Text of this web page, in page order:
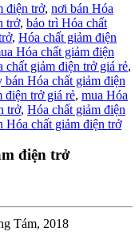
điện trở, nơi bán Hóa
trở, bảo trì Hóa chất
, Hóa chất giảm điện
Hóa chất giảm điện
chất giảm điện trở giá rẻ,
bán Hóa chất giảm điện
điện trở giá rẻ, mua Hóa
trở, Hóa chất giảm điện
Hóa chất giảm điện trở
điện trở
Tám, 2018